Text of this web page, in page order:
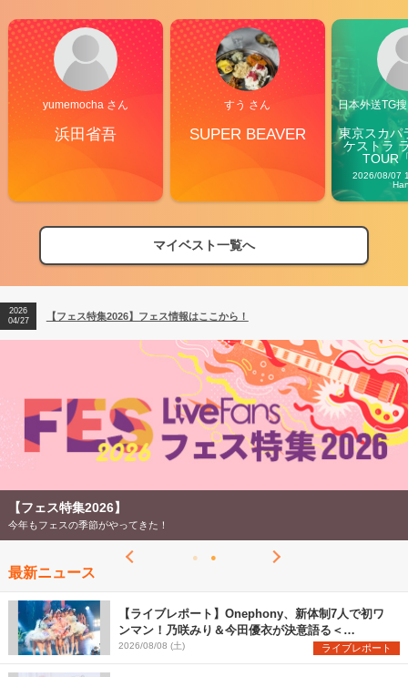
yumemocha さん
浜田省吾
すう さん
SUPER BEAVER
日本外送TG
東京スカパ
ケストラ
TOUR
2026/08/07
マイベスト一覧へ
【フェス特集2026】フェス情報はここから！
【ライブ動員ランキング】2026年上半期編発表！
2026
04/27
【フェス特集2026】フェス情報はここから！
2026
【ライブ動員ランキング】2026年上半期編発表！
【フェス特集2026】
今年もフェスの季節がやってきた！
最新ニュース
【ライブレポート】Onephony、新体制7人で初ワ
ンマン！乃咲みり＆今田優衣が決意語る＜
Onephony新体制1st Oneman Live はじまりの夏
＞
2026/08/08 (土) ライブレポート